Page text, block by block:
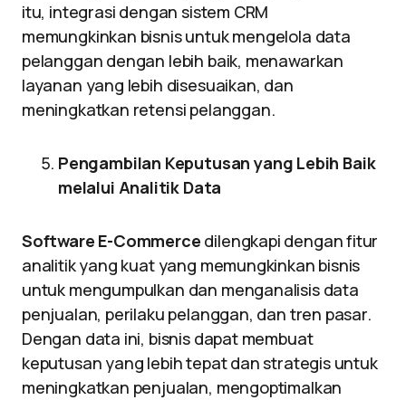
itu, integrasi dengan sistem CRM
memungkinkan bisnis untuk mengelola data
pelanggan dengan lebih baik, menawarkan
layanan yang lebih disesuaikan, dan
meningkatkan retensi pelanggan.
Pengambilan Keputusan yang Lebih Baik
melalui Analitik Data
Software E-Commerce dilengkapi dengan fitur
analitik yang kuat yang memungkinkan bisnis
untuk mengumpulkan dan menganalisis data
penjualan, perilaku pelanggan, dan tren pasar.
Dengan data ini, bisnis dapat membuat
keputusan yang lebih tepat dan strategis untuk
meningkatkan penjualan, mengoptimalkan